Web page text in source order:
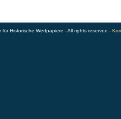
Historische Wertpapiere - All rights reserved -